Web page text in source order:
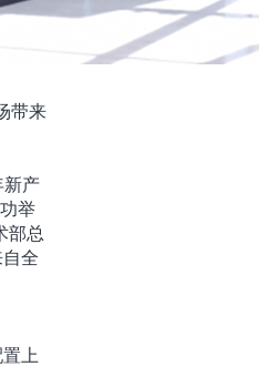
带来
新产
举
部总
全
上